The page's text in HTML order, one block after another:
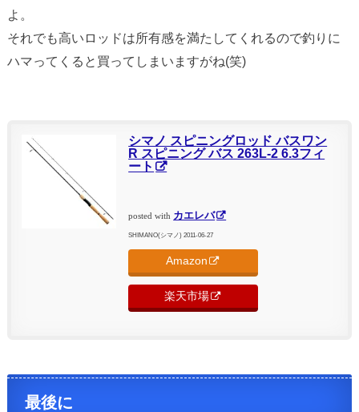
よ。
それでも高いロッドは所有感を満たしてくれるので釣りに
ハマってくると買ってしまいますがね(笑)
シマノ スピニングロッド バスワン
R スピニング バス 263L-2 6.3フィ
ート
posted with カエレバ
SHIMANO(シマノ) 2011-06-27
Amazon
楽天市場
最後に